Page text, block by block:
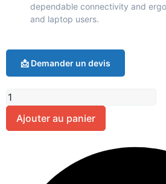
dependable connectivity and
and laptop users.
📩 Demander un devis
Ajouter au panier